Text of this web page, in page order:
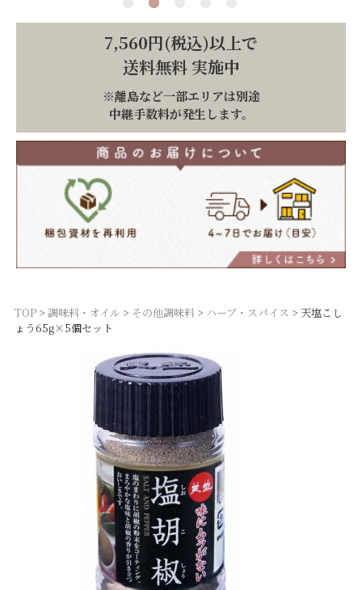
7,560円(税込)以上で
送料無料 実施中
※離島など一部エリアは別途
中継手数料が発生します。
TOP 調味料・オイル その他調味料 ハーブ・スパイス
天塩こし
ょう65g×5個セット